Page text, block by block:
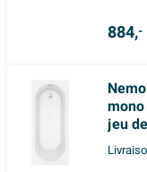
884,-
jeu